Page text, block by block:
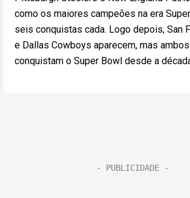
como os maiores campeões na era
seis conquistas cada. Logo depois, San
e Dallas Cowboys aparecem, mas
conquistam o Super Bowl desde a